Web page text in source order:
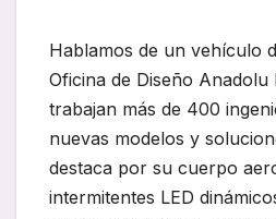
Hablamos de un vehículo
Oficina de Diseño Anadolu
trabajan más de 400
nuevas modelos y
destaca por su cuerpo
intermitentes LED